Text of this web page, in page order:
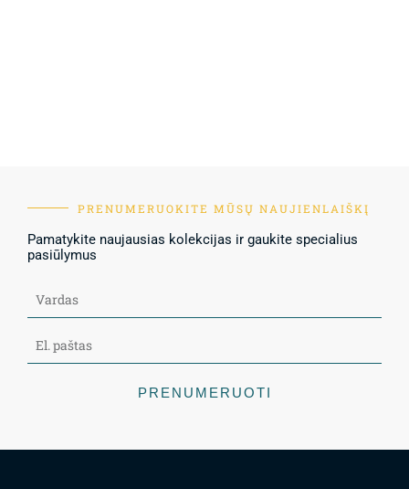
PRENUMERUOKITE MŪSŲ NAUJIENLAIŠKĮ
Pamatykite naujausias kolekcijas ir gaukite specialius
pasiūlymus
PRENUMERUOTI